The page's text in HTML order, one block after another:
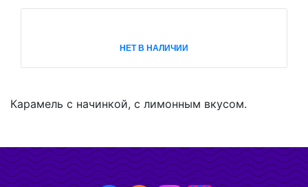
НЕТ В НАЛИЧИИ
Карамель с начинкой, с лимонным вкусом.